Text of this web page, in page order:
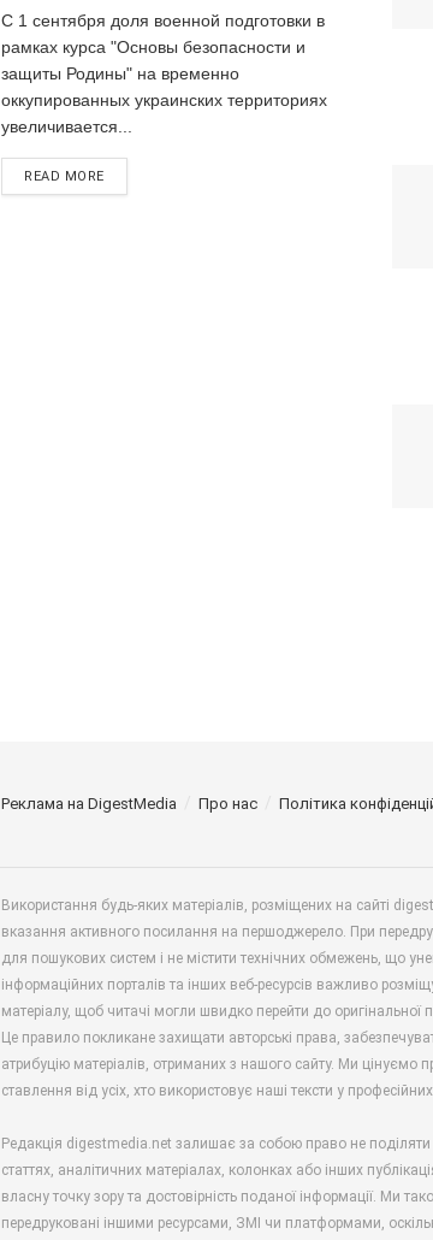
С 1 сентября доля военной подготовки в
рамках курса "Основы безопасности и
защиты Родины" на временно
оккупированных украинских территориях
увеличивается...
READ MORE
Реклама на DigestMedia Про нас Політика
Використання будь-яких матеріалів, розміщених на сайті
вказання активного посилання на першоджерело. При
для пошукових систем і не містити технічних обмежень, що
інформаційних порталів та інших веб-ресурсів важливо
матеріалу, щоб читачі могли швидко перейти до оригінальної
Це правило покликане захищати авторські права,
атрибуцію матеріалів, отриманих з нашого сайту. Ми цінуємо
ставлення від усіх, хто використовує наші тексти у
Редакція digestmedia.net залишає за собою право не
статтях, аналітичних матеріалах, колонках або інших
власну точку зору та достовірність поданої інформації. Ми
передруковані іншими ресурсами, ЗМІ чи платформами,